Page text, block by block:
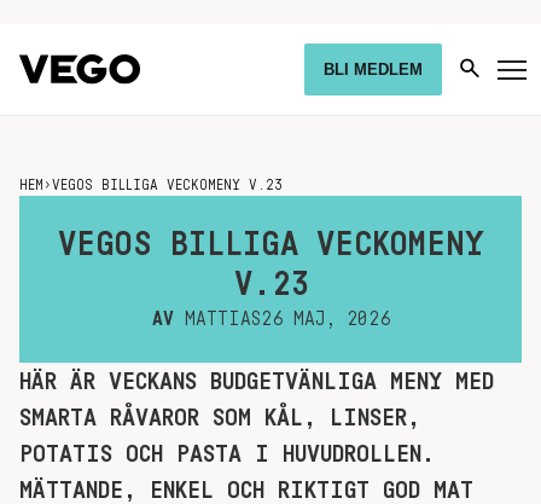
BLI MEDLEM
HEM ›VEGOS BILLIGA VECKOMENY V.23
VEGOS BILLIGA VECKOMENY
V.23
AV MATTIAS26 MAJ, 2026
HÄR ÄR VECKANS BUDGETVÄNLIGA MENY MED
SMARTA RÅVAROR SOM KÅL, LINSER,
POTATIS OCH PASTA I HUVUDROLLEN.
MÄTTANDE, ENKEL OCH RIKTIGT GOD MAT